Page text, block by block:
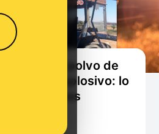
Multas por polvo de
cereales explosivo: lo
que sabemos